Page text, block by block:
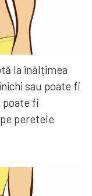
la înălțimea
sau poate fi
poate fi
peretele